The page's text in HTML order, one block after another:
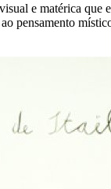
e matérica
pensamento